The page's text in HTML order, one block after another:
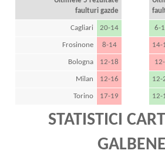
faulturi gazde
Cagliari 20-14 6-
Frosinone 8-14 14-
Bologna 12-18
Milan 12-16 12-
Torino 17-19 12-
STATISTICI
GALBENE